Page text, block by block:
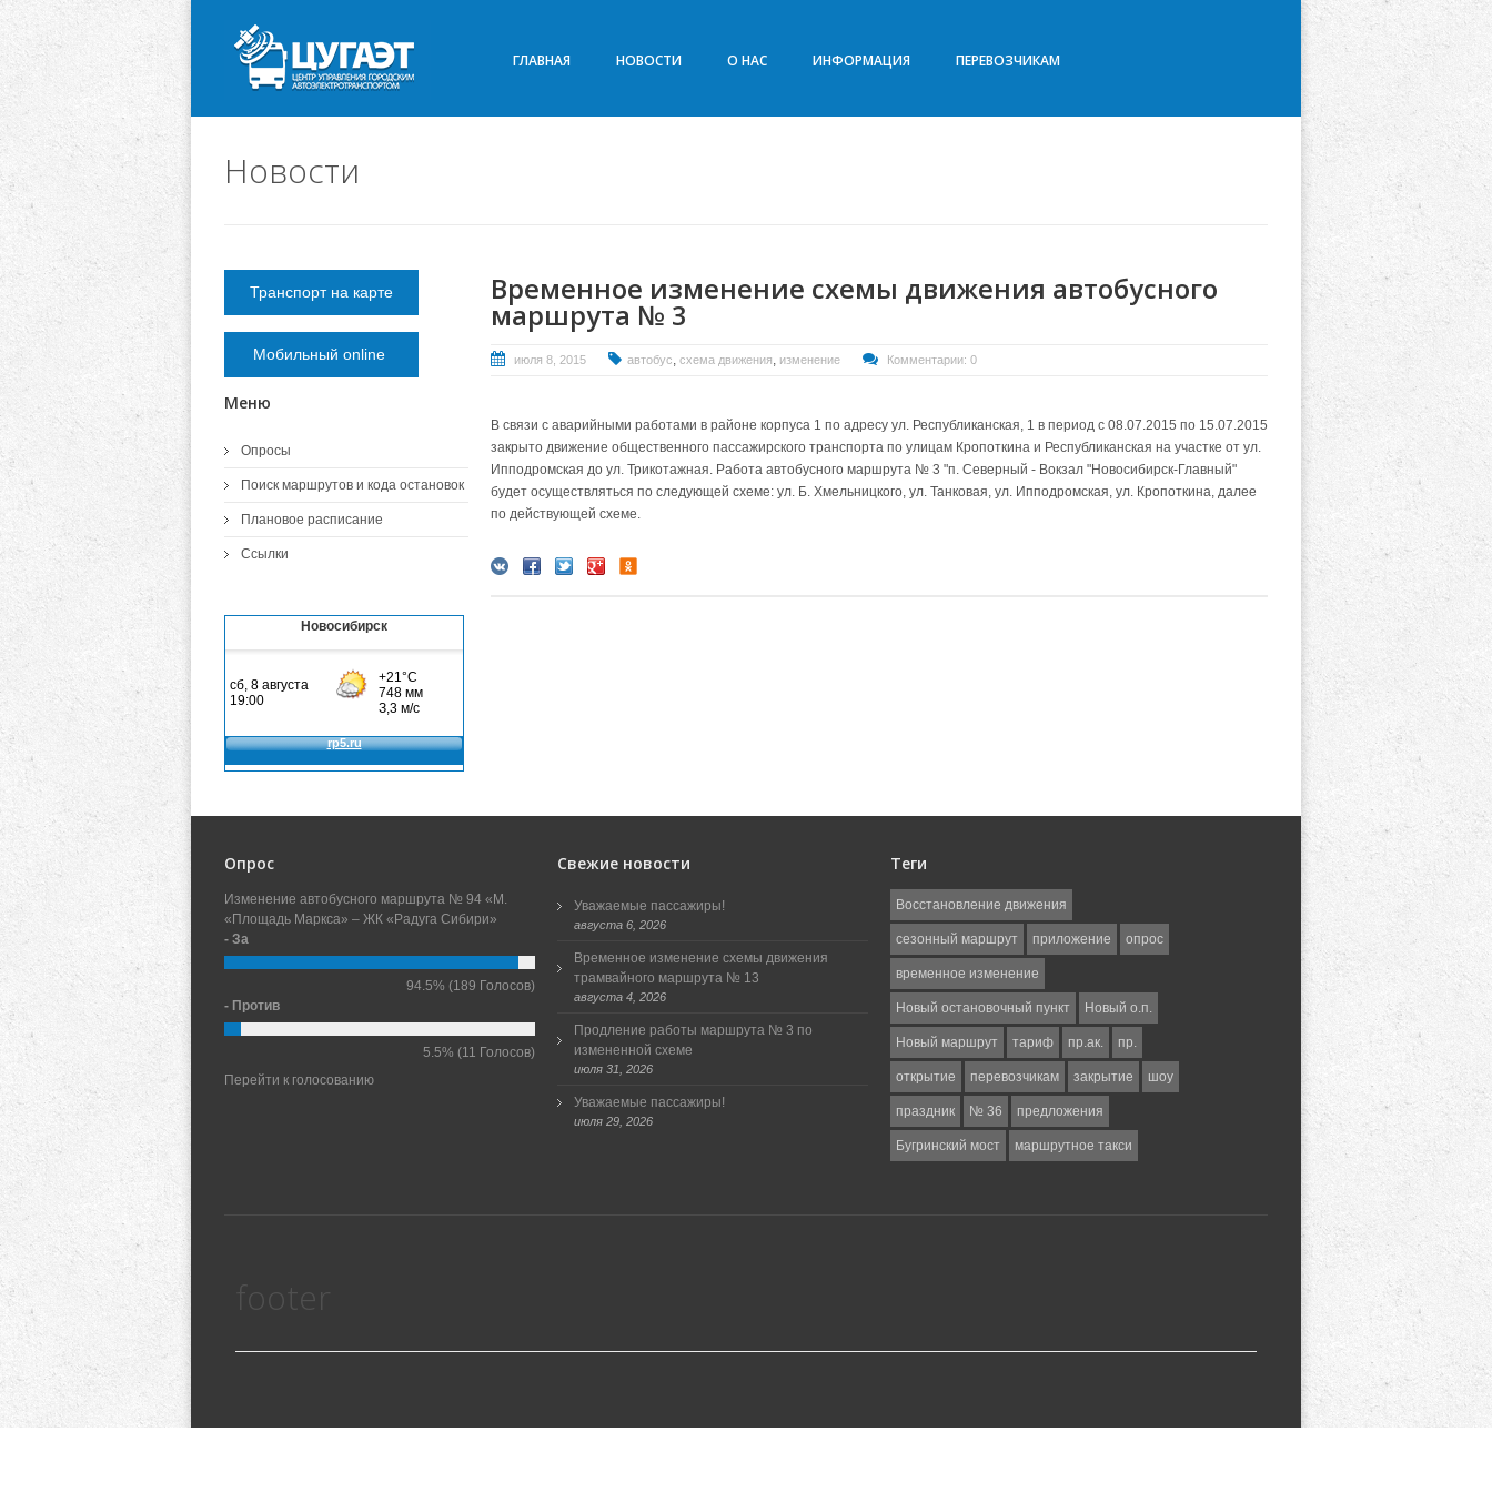
ГЛАВНАЯ НОВОСТИ О НАС ИНФОРМАЦИЯ ПЕРЕВОЗЧИКАМ
Новости
Временное изменение схемы движения автобусного
маршрута № 3
июля 8, 2015 автобус, схема движения, изменение Комментарии: 0
В связи с аварийными работами в районе корпуса 1 по адресу ул. Республиканская, 1 в период с 08.07.2015 по 15.07.2015
закрыто движение общественного пассажирского транспорта по улицам Кропоткина и Республиканская на участке от ул.
Ипподромская до ул. Трикотажная. Работа автобусного маршрута № 3 "п. Северный - Вокзал "Новосибирск-Главный"
будет осуществляться по следующей схеме: ул. Б. Хмельницкого, ул. Танковая, ул. Ипподромская, ул. Кропоткина, далее
по действующей схеме.
Транспорт на карте
Мобильный online
Меню
Опросы
Поиск маршрутов и кода остановок
Плановое расписание
Ссылки
Новосибирск
Опрос
Изменение автобусного маршрута № 94 «М.
«Площадь Маркса» – ЖК «Радуга Сибири»
- За
94.5% (189 Голосов)
- Против
5.5% (11 Голосов)
Перейти к голосованию
Свежие новости
Уважаемые пассажиры!
августа 6, 2026
Временное изменение схемы движения
трамвайного маршрута № 13
августа 4, 2026
Продление работы маршрута № 3 по
измененной схеме
июля 31, 2026
Уважаемые пассажиры!
июля 29, 2026
Теги
Восстановление движения
сезонный маршрут приложение опрос
временное изменение
Новый остановочный пункт Новый о.п.
Новый маршрут тариф пр.ак. пр.
открытие перевозчикам закрытие шоу
праздник № 36 предложения
Бугринский мост маршрутное такси
footer